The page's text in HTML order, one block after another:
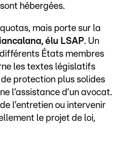
hébergées.
mais porte sur la
élu LSAP. Un
États membres
les textes législatifs
protection plus solides
l’assistance d’un avocat.
l’entretien ou intervenir
le projet de loi,